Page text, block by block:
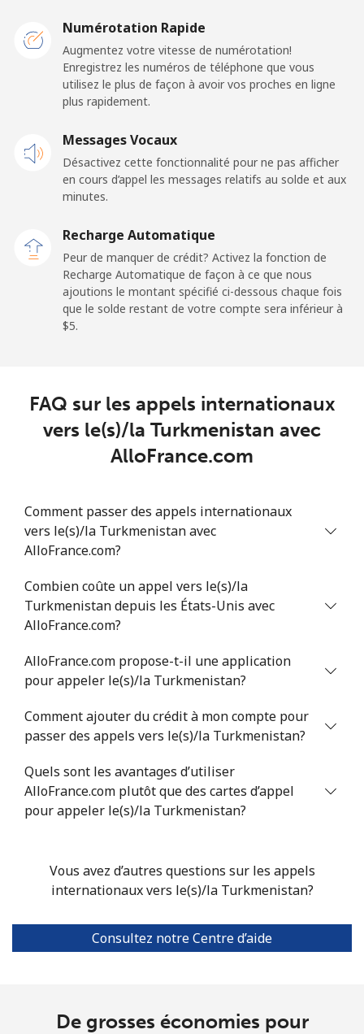
Togo
Mobile ⁦36.5¢⁩ 13 min pour ⁦$5⁩ ⁦5¢⁩
Tokelau
All country
Tonga
Ligne fixe
Trinidad And Tobago
⁦7.9¢⁩ 63 min pour ⁦$5⁩
Tunisia
Ligne fixe ⁦104.5¢⁩ 4 min pour ⁦$5⁩
Mobile ⁦103.9¢⁩
Turkey
⁦$5⁩
Mobile
Turkmenistan
Mobile ⁦34.5¢⁩ 14 min pour ⁦$5⁩
Turks And Caicos Islands
Mobile 14 min pour ⁦$5⁩
Numérotation Rapide
Augmentez votre vitesse de numérotation!
Enregistrez les numéros de téléphone que vous
utilisez le plus de façon à avoir vos proches en ligne
plus rapidement.
Messages Vocaux
Désactivez cette fonctionnalité pour ne pas afficher
en cours d’appel les messages relatifs au solde et aux
minutes.
Recharge Automatique
Peur de manquer de crédit? Activez la fonction de
Recharge Automatique de façon à ce que nous
ajoutions le montant spécifié ci-dessous chaque fois
que le solde restant de votre compte sera inférieur à
⁦$5⁩.
FAQ sur les appels internationaux
vers le(s)/la Turkmenistan avec
AlloFrance.com
Comment passer des appels internationaux
vers le(s)/la Turkmenistan avec
AlloFrance.com?
Combien coûte un appel vers le(s)/la
Turkmenistan depuis les États-Unis avec
AlloFrance.com?
AlloFrance.com propose-t-il une application
pour appeler le(s)/la Turkmenistan?
Comment ajouter du crédit à mon compte pour
passer des appels vers le(s)/la Turkmenistan?
Quels sont les avantages d’utiliser
AlloFrance.com plutôt que des cartes d’appel
pour appeler le(s)/la Turkmenistan?
Vous avez d’autres questions sur les appels
internationaux vers le(s)/la Turkmenistan?
Consultez notre Centre d’aide
De grosses économies pour